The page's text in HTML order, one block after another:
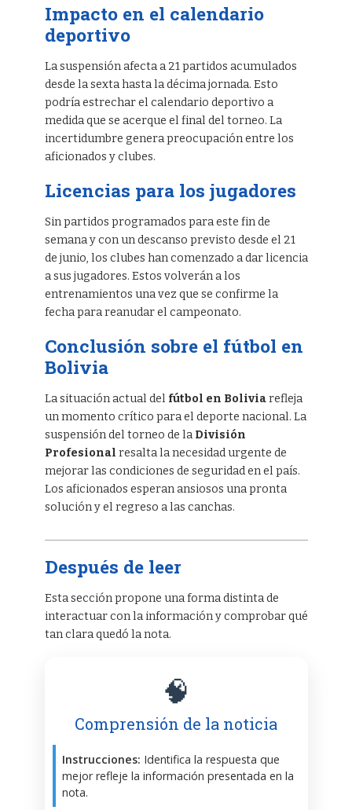
Impacto en el calendario
deportivo
La suspensión afecta a 21 partidos acumulados
desde la sexta hasta la décima jornada. Esto
podría estrechar el calendario deportivo a
medida que se acerque el final del torneo. La
incertidumbre genera preocupación entre los
aficionados y clubes.
Licencias para los jugadores
Sin partidos programados para este fin de
semana y con un descanso previsto desde el 21
de junio, los clubes han comenzado a dar licencia
a sus jugadores. Estos volverán a los
entrenamientos una vez que se confirme la
fecha para reanudar el campeonato.
Conclusión sobre el fútbol en
Bolivia
La situación actual del fútbol en Boliviarefleja
un momento crítico para el deporte nacional. La
suspensión del torneo de la División
Profesional resalta la necesidad urgente de
mejorar las condiciones de seguridad en el país.
Los aficionados esperan ansiosos una pronta
solución y el regreso a las canchas.
Después de leer
Esta sección propone una forma distinta de
interactuar con la información y comprobar qué
tan clara quedó la nota.
🧠
Comprensión de la noticia
Instrucciones: Identifica la respuesta que
mejor refleje la información presentada en la
nota.